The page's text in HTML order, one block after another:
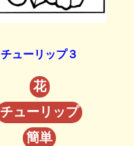
チューリップ３
花
チューリップ
簡単